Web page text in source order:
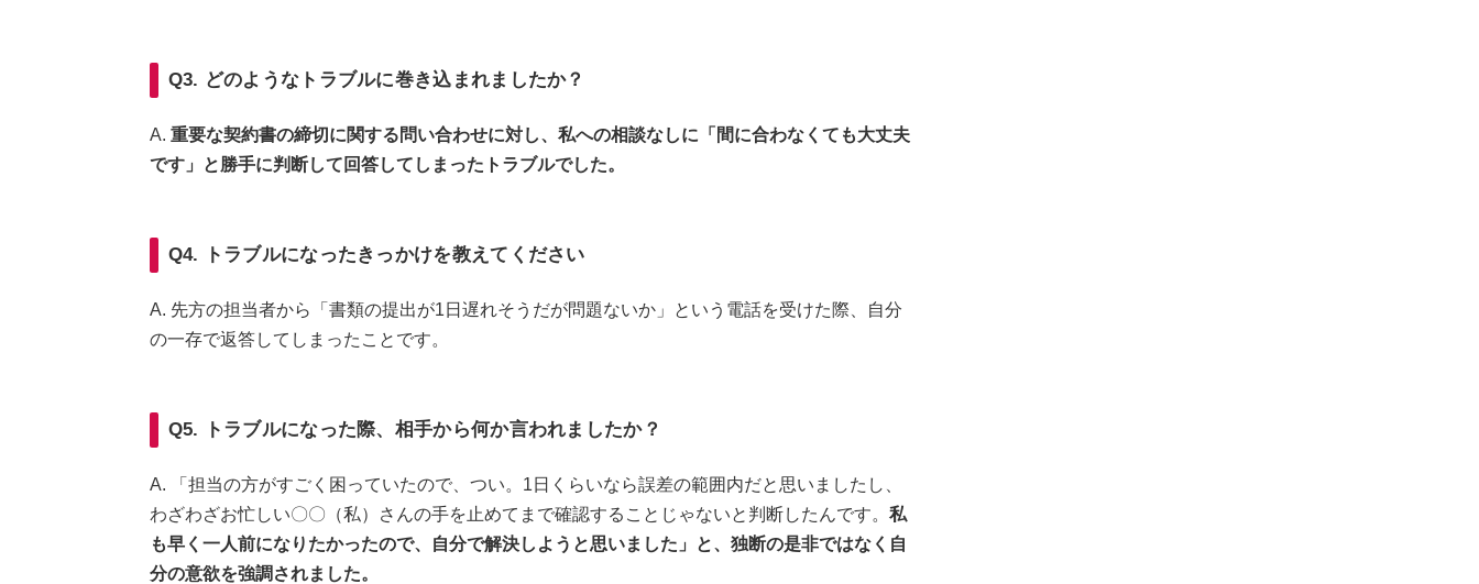
Q3. どのようなトラブルに巻き込まれましたか？
A. 重要な契約書の締切に関する問い合わせに対し、私への相談なしに「間に合わなくても大丈夫
です」と勝手に判断して回答してしまったトラブルでした。
Q4. トラブルになったきっかけを教えてください
A. 先方の担当者から「書類の提出が1日遅れそうだが問題ないか」という電話を受けた際、自分
の一存で返答してしまったことです。
Q5. トラブルになった際、相手から何か言われましたか？
A. 「担当の方がすごく困っていたので、つい。1日くらいなら誤差の範囲内だと思いましたし、
わざわざお忙しい〇〇（私）さんの手を止めてまで確認することじゃないと判断したんです。 私
も早く一人前になりたかったので、自分で解決しようと思いました」と、独断の是非ではなく自
分の意欲を強調されました。